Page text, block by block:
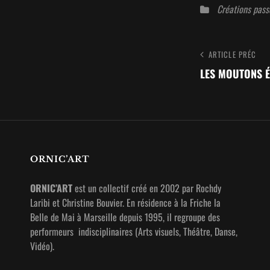
Catégories
Créations
Navigation
de
Article
Précédent
ARTICLE PRÉC
LES MOUTONS
ORNIC’ART
ORNIC’ARTest un collectif créé en 2002 par Rochdy
Laribi et Christine Bouvier. En résidence à la Friche la
Belle de Mai à Marseille depuis 1995, il regroupe des
performeurs indisciplinaires (Arts visuels, Théâtre, Danse,
Vidéo).